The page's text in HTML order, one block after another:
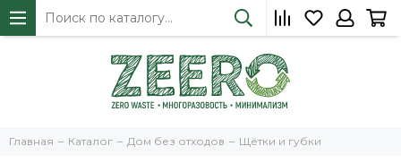
Главная Каталог Дом без отходов Щётки и губки